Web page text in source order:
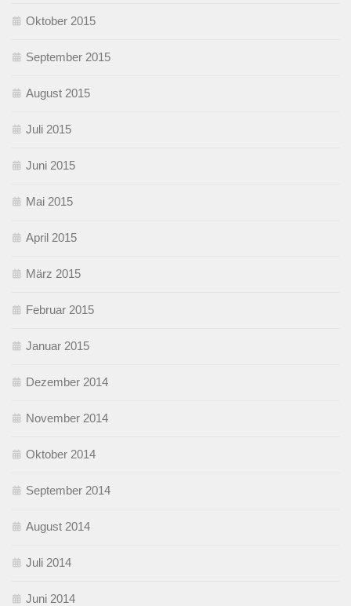
Oktober 2015
September 2015
August 2015
Juli 2015
Juni 2015
Mai 2015
April 2015
März 2015
Februar 2015
Januar 2015
Dezember 2014
November 2014
Oktober 2014
September 2014
August 2014
Juli 2014
Juni 2014